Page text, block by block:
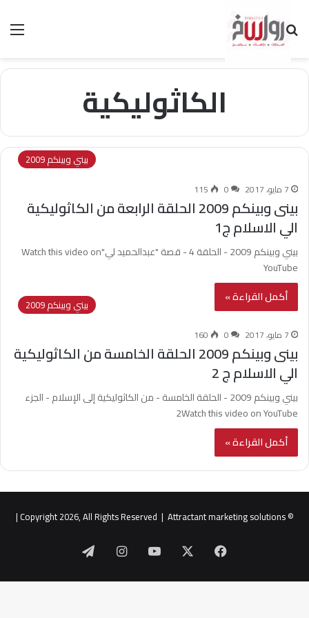
بحث عن
الكاثوليكية
بيني وبينكم 2009
7 مايو، 2017 0
115
بينى وبينكم 2009 الحلقة الرابعة من الكاثوليكية
الي الاسلام ج1
بيني وبينكم 2009 - الحلقة 4 - قصة "عبدالحميد لي"Watch this video on
YouTube
أكمل القراءة »
بيني وبينكم 2009
7 مايو، 2017 0
160
بينى وبينكم 2009 الحلقة الخامسة من الكاثوليكية
الي الاسلام ج 2
بيني وبينكم 2009 - الحلقة الخامسة - من الكاثوليكية إلى الإسلام - الجزء
2Watch this video on YouTube
أكمل القراءة »
© Copyright 2026, All Rights Reserved |
Attractant marketing solutions
|
فيسبوك ‫YouTube انستقرام